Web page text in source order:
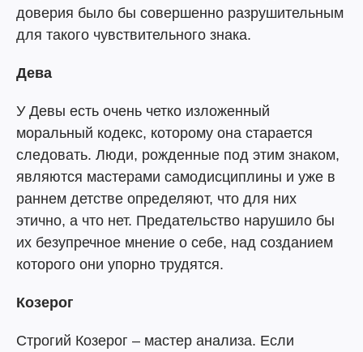
доверия было бы совершенно разрушительным
для такого чувствительного знака.
Дева
У Девы есть очень четко изложенный
моральный кодекс, которому она старается
следовать. Люди, рожденные под этим знаком,
являются мастерами самодисциплины и уже в
раннем детстве определяют, что для них
этично, а что нет. Предательство нарушило бы
их безупречное мнение о себе, над созданием
которого они упорно трудятся.
Козерог
Строгий Козерог – мастер анализа. Если